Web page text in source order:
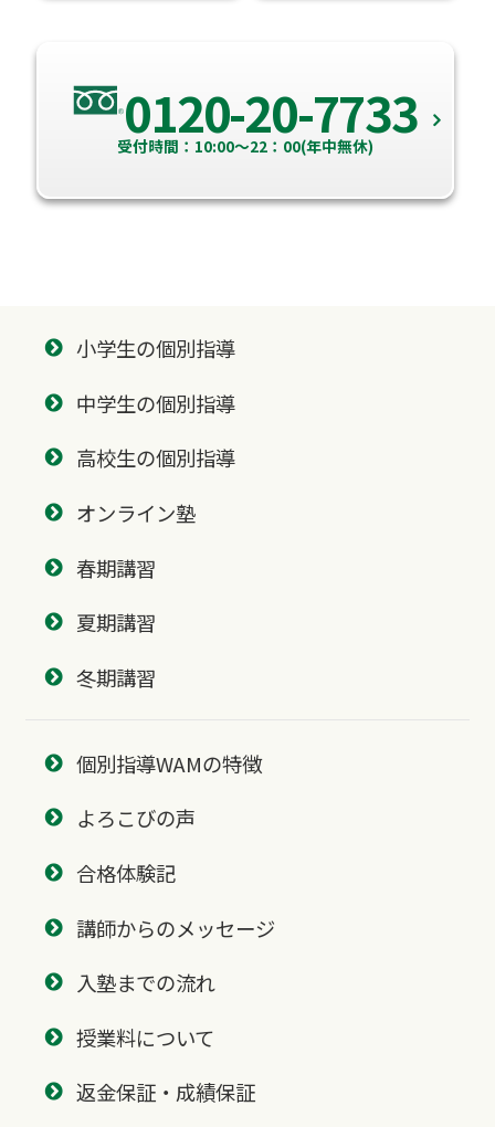
0120-20-7733
受付時間：10:00～22：00(年中無休)
小学生の個別指導
中学生の個別指導
高校生の個別指導
オンライン塾
春期講習
夏期講習
冬期講習
個別指導WAMの特徴
よろこびの声
合格体験記
講師からのメッセージ
入塾までの流れ
授業料について
返金保証・成績保証